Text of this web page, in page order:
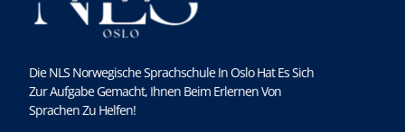
Die NLS Norwegische Sprachschule In Oslo Hat Es Sich
Zur Aufgabe Gemacht, Ihnen Beim Erlernen Von
Sprachen Zu Helfen!